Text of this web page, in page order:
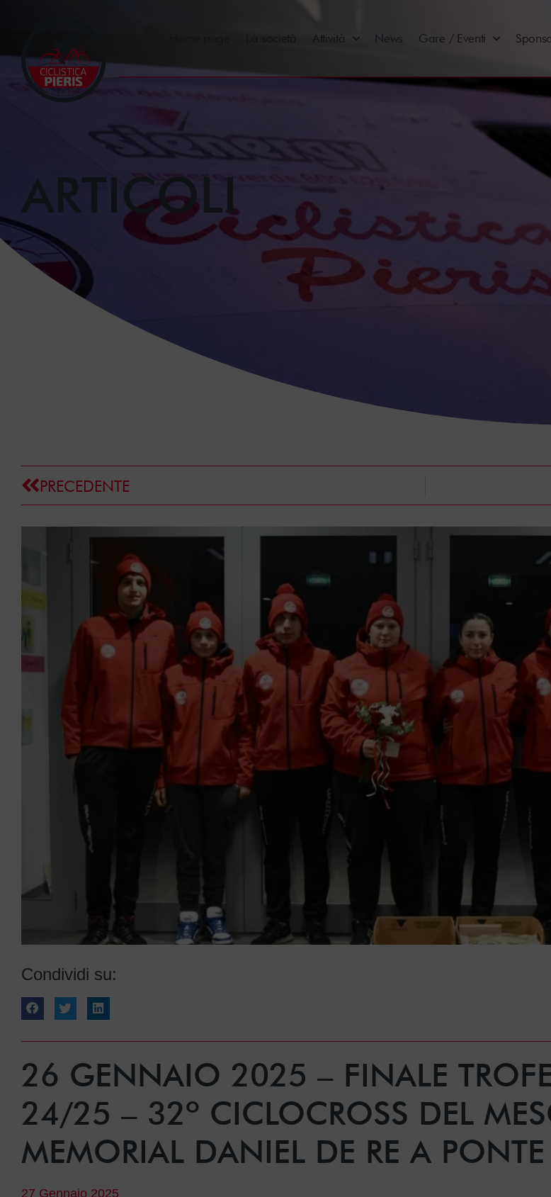
La società Attività News Gare / Eventi
ARTICOLI
PRECEDENTE
Condividi su:
26 GENNAIO 2025 – FINALE
24/25 – 32º CICLOCROSS DEL
MEMORIAL DANIEL DE RE A
27 Gennaio 2025